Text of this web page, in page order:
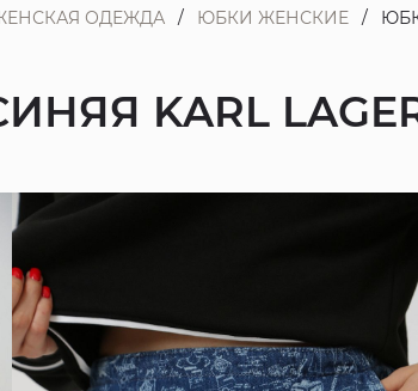
ОДЕЖДА ЮБКИ ЖЕНСКИЕ
KARL